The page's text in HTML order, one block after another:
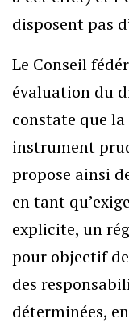
disposent pas
Le Conseil
évaluation du
constate que la
instrument
propose ainsi
en tant
explicite, un
pour objectif
des
déterminées,